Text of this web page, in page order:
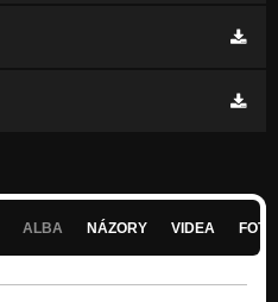
ALBA NÁZORY VIDEA